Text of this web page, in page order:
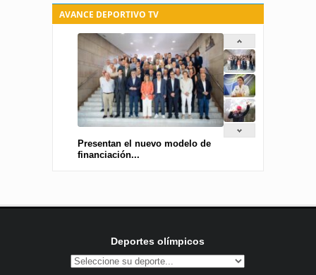
AVANCE DEPORTIVO TV
Presentan el nuevo modelo de
financiación...
Deportes olímpicos